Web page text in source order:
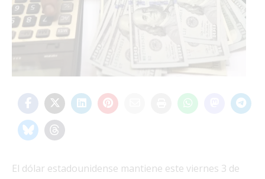
El dólar estadounidense mantiene este viernes 3 de